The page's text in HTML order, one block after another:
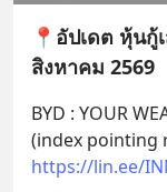
📍อัปเดต หุ้นกู้
สิงหาคม 2569
BYD : YOUR
https://lin.ee/